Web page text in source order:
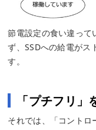
節電設定の食い違って
ず、SSDへの給電がス
す。
「プチフリ
それでは、「コントロ